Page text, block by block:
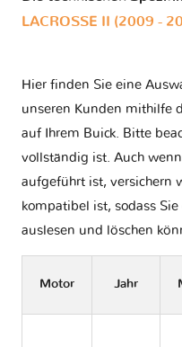
LACROSSE II (2009 -
Hier finden Sie eine
unseren Kunden mithilfe
auf Ihrem Buick. Bitte
vollständig ist. Auch
aufgeführt ist, versichern
kompatibel ist, sodass
auslesen und löschen
Motor Jahr